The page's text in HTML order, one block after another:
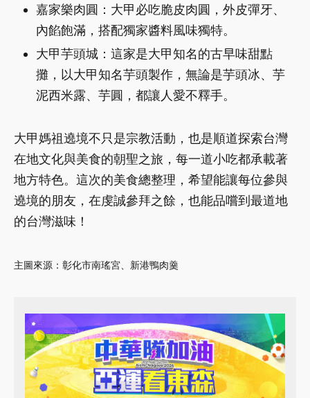
嘉家樂肉圓：大甲必吃脆皮肉圓，外皮彈牙、
內餡飽滿，搭配獨家醬料風味獨特。
大甲芋頭城：這家是大甲知名的古早味甜點
攤，以大甲知名芋頭製作，無論是芋頭冰、芋
泥西米露、芋圓，都讓人愛不釋手。
大甲媽祖遶境不只是宗教活動，也是順道探索台灣
在地文化與美食的朝聖之旅，每一道小吃都承載著
地方特色。這次的美食總整理，希望能讓每位參與
遶境的朋友，在虔誠參拜之餘，也能品嚐到最道地
的台灣滋味！
主圖來源：彰化市南瑤宮、新港鴨肉羹